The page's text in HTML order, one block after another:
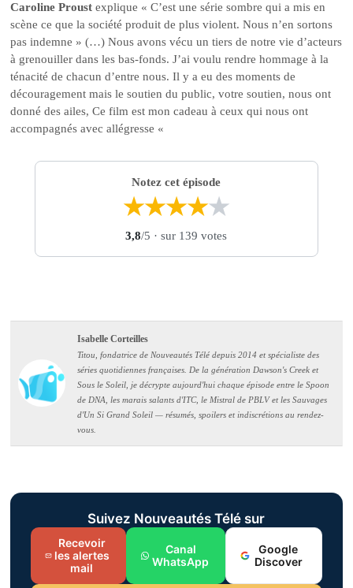
Caroline Proust explique « C’est une série sombre qui a mis en
scène ce que la société produit de plus violent. Nous n’en sortons
pas indemne » (…) Nous avons vécu un tiers de notre vie d’acteurs
à grenouiller dans les bas-fonds. J’ai voulu rendre hommage à la
ténacité de chacun d’entre nous. Il y a eu des moments de
découragement mais le soutien du public, votre soutien, nous ont
donné des ailes, Ce film est mon cadeau à ceux qui nous ont
accompagnés avec allégresse «
Notez cet épisode
★★★★★
3,8/5 · sur 139 votes
Isabelle Corteilles
Titou, fondatrice de Nouveautés Télé depuis 2014 et spécialiste des
séries quotidiennes françaises. De la génération Dawson's Creek et
Sous le Soleil, je décrypte aujourd'hui chaque épisode entre le Spoon
de DNA, les marais salants d'ITC, le Mistral de PBLV et les Sauvages
d'Un Si Grand Soleil — résumés, spoilers et indiscrétions au rendez-
vous.
Suivez Nouveautés Télé sur
Recevoir
les alertes
mail
Canal
WhatsApp
Google
Discover